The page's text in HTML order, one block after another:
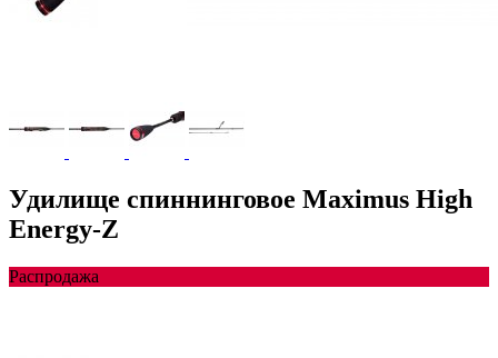
Удилище спиннинговое Maximus High
Energy-Z
Распродажа